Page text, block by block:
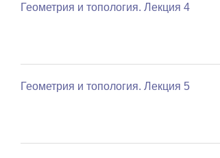
Геометрия и топология. Лекция 4
Геометрия и топология. Лекция 5